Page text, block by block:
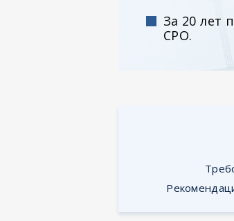
За 20 лет
СРО.